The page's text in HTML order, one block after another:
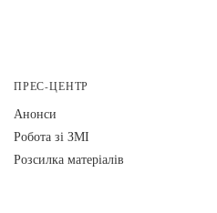
ПРЕС-ЦЕНТР
Анонси
Робота зі ЗМІ
Розсилка матеріалів